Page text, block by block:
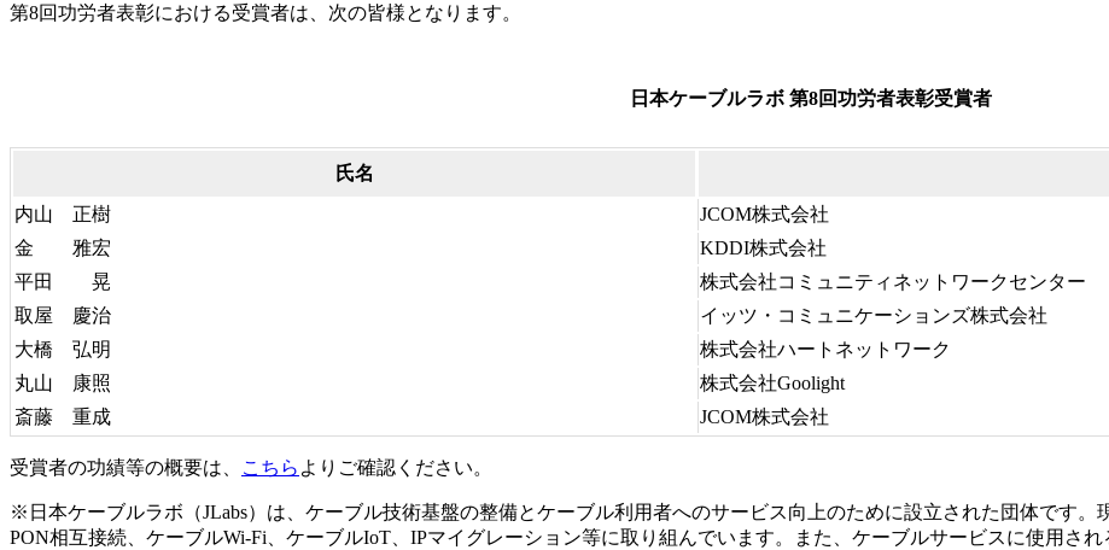
第8回功労者表彰における受賞者は、次の皆様となります。
日本ケーブルラボ 第8回功労者表彰受賞者
氏名
内山 正樹
JCOM株式会社
金 雅宏
KDDI株式会社
平田 晃
株式会社コミュニティネットワークセンター
取屋 慶治
イッツ・コミュニケーションズ株式会社
大橋 弘明
株式会社ハートネットワーク
丸山 康照
株式会社Goolight
斎藤 重成
JCOM株式会社
受賞者の功績等の概要は、 こちら よりご確認ください。
※日本ケーブルラボ（JLabs）は、ケーブル技術基盤の整備とケーブル利用者へのサービス向上のために設立された団体です。
PON相互接続、ケーブルWi-Fi、ケーブルIoT、IPマイグレーション等に取り組んでいます。また、ケーブルサービスに使用さ